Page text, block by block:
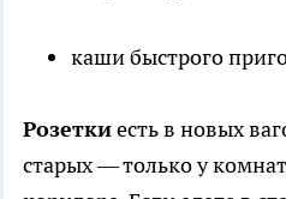
каши быстрого
Розеткиесть в новых
старых — только у